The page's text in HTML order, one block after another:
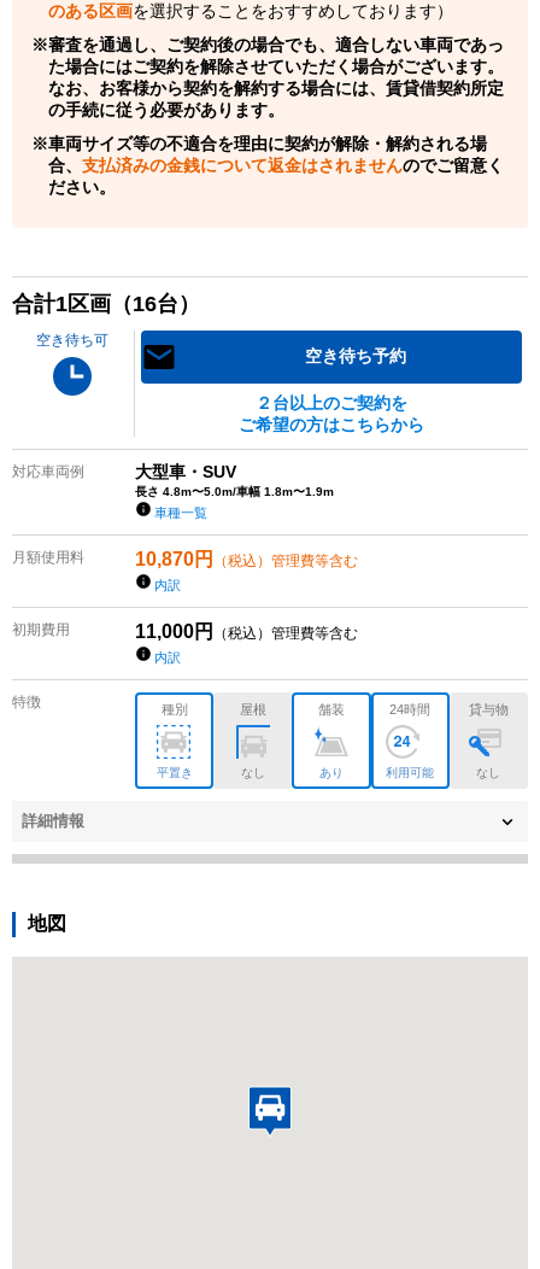
のある区画を選択することをおすすめしております）
審査を通過し、ご契約後の場合でも、適合しない車両であっ
た場合にはご契約を解除させていただく場合がございます。
なお、お客様から契約を解約する場合には、賃貸借契約所定
の手続に従う必要があります。
車両サイズ等の不適合を理由に契約が解除・解約される場
合、 支払済みの金銭について返金はされませんのでご留意く
ださい。
合計1区画（16台）
空き待ち可
空き待ち予約
２台以上のご契約を
ご希望の方はこちらから
対応車両例 大型車・SUV
長さ 4.8m〜5.0m/車幅 1.8m〜1.9m
車種一覧
月額使用料 10,870円 （税込）管理費等含む
内訳
初期費用 11,000円 （税込）管理費等含む
内訳
特徴 種別
平置き
屋根
なし
舗装
あり
24時間
利用可能
貸与物
なし
詳細情報
地図